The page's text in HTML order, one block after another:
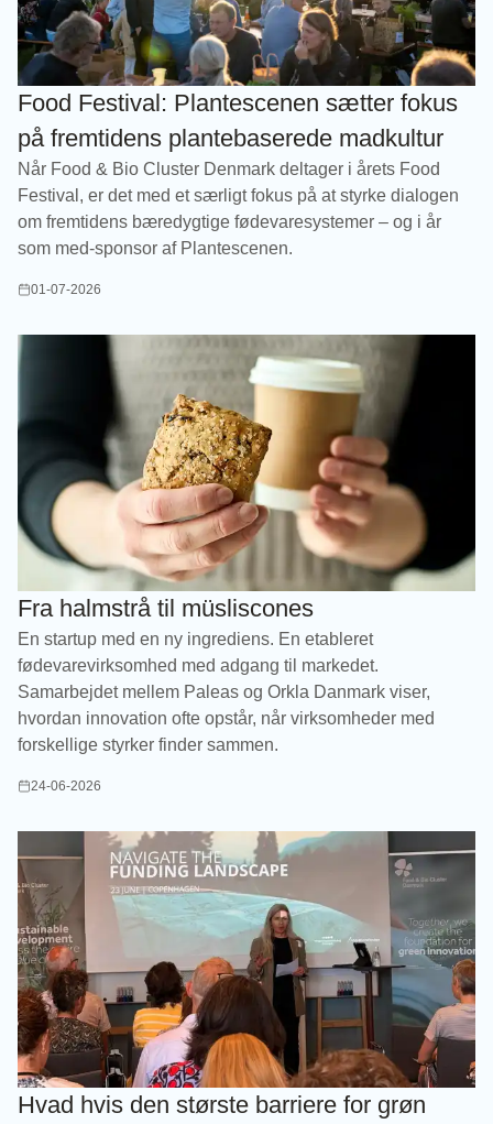
Food Festival: Plantescenen sætter fokus
på fremtidens plantebaserede madkultur
Når Food & Bio Cluster Denmark deltager i årets Food
Festival, er det med et særligt fokus på at styrke dialogen
om fremtidens bæredygtige fødevaresystemer – og i år
som med-sponsor af Plantescenen.
01-07-2026
Fra halmstrå til müsliscones
En startup med en ny ingrediens. En etableret
fødevarevirksomhed med adgang til markedet.
Samarbejdet mellem Paleas og Orkla Danmark viser,
hvordan innovation ofte opstår, når virksomheder med
forskellige styrker finder sammen.
24-06-2026
Hvad hvis den største barriere for grøn